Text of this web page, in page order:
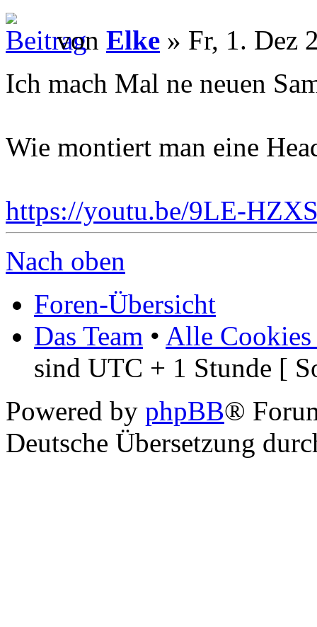
von Elke » Fr, 1. Dez
Ich mach Mal ne neuen
Wie montiert man eine
https://youtu.be/9LE-
Nach oben
Foren-Übersicht
Das Team • Alle Cookies
sind UTC + 1 Stunde [
Powered by phpBB®
Deutsche Übersetzung